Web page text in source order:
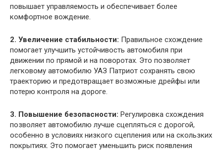
повышает управляемость и обеспечивает более
комфортное вождение.
2. Увеличение стабильности: Правильное схождение
помогает улучшить устойчивость автомобиля при
движении по прямой и на поворотах. Это позволяет
легковому автомобилю УАЗ Патриот сохранять свою
траекторию и предотвращает возможные дрейфы или
потерю контроля на дороге.
3. Повышение безопасности: Регулировка схождения
позволяет автомобилю лучше сцепляться с дорогой,
особенно в условиях низкого сцепления или на скользких
покрытиях. Это помогает уменьшить риск появления